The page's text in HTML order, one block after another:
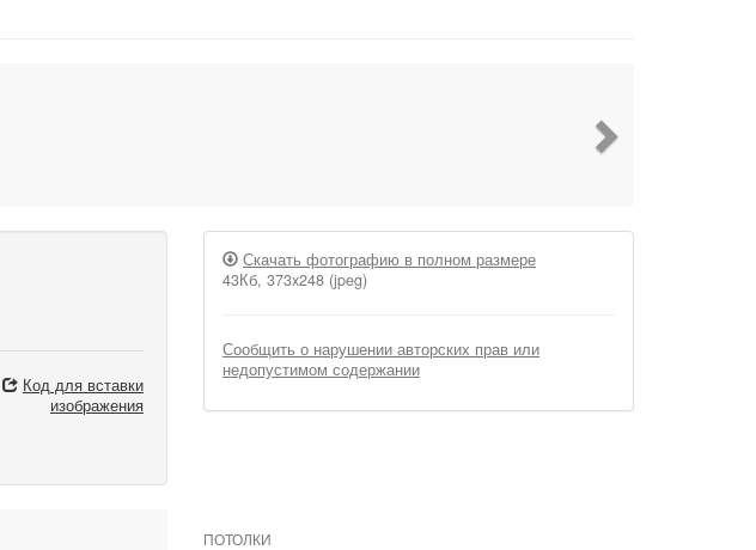
Код для вставки
изображения
Скачать фотографию в полном размере
43Кб, 373x248 (jpeg)
Сообщить о нарушении авторских прав или
недопустимом содержании
ПОТОЛКИ